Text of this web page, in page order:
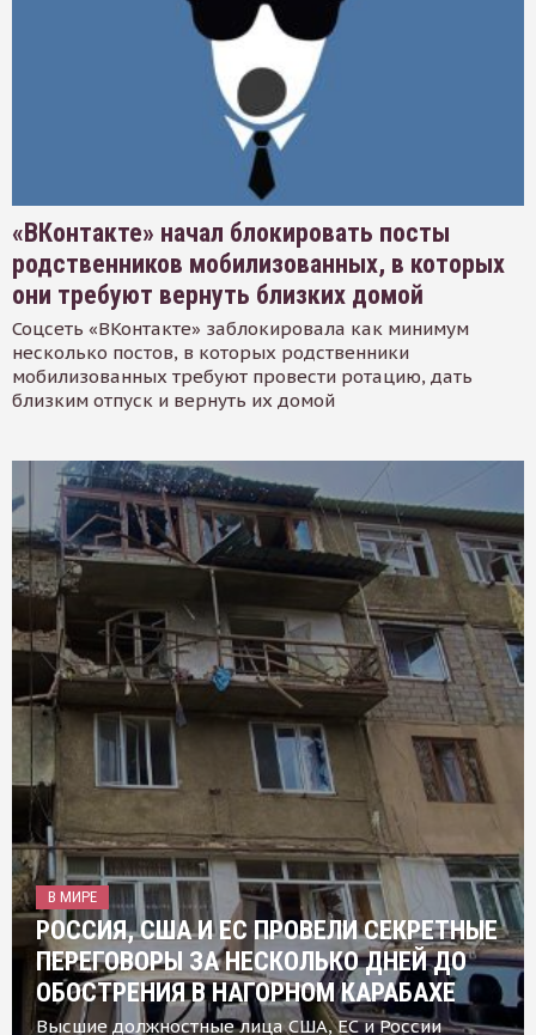
«ВКонтакте» начал блокировать посты
родственников мобилизованных, в которых
они требуют вернуть близких домой
Соцсеть «ВКонтакте» заблокировала как минимум
несколько постов, в которых родственники
мобилизованных требуют провести ротацию, дать
близким отпуск и вернуть их домой
В МИРЕ
РОССИЯ, США И ЕС ПРОВЕЛИ СЕКРЕТНЫЕ
ПЕРЕГОВОРЫ ЗА НЕСКОЛЬКО ДНЕЙ ДО
ОБОСТРЕНИЯ В НАГОРНОМ КАРАБАХЕ
Высшие должностные лица США, ЕС и России